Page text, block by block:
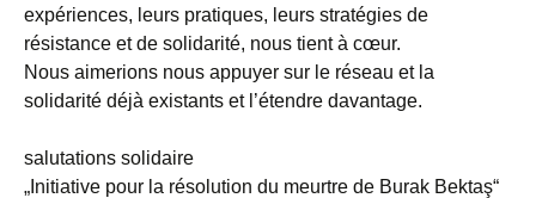
expériences, leurs pratiques, leurs stratégies de
résistance et de solidarité, nous tient à cœur.
Nous aimerions nous appuyer sur le réseau et la
solidarité déjà existants et l’étendre davantage.
salutations solidaire
„Initiative pour la résolution du meurtre de Burak Bektaş“